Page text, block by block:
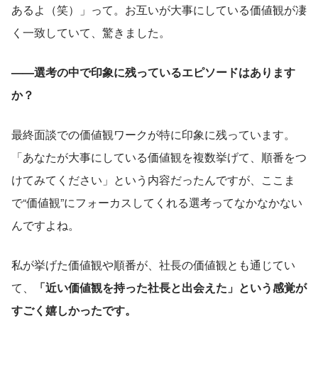
あるよ（笑）」って。お互いが大事にしている価値観が凄
く一致していて、驚きました。
——選考の中で印象に残っているエピソードはあります
か？
最終面談での価値観ワークが特に印象に残っています。
「あなたが大事にしている価値観を複数挙げて、順番をつ
けてみてください」という内容だったんですが、ここま
で“価値観”にフォーカスしてくれる選考ってなかなかない
んですよね。
私が挙げた価値観や順番が、社長の価値観とも通じてい
て、
「近い価値観を持った社長と出会えた」という感覚が
すごく嬉しかったです。